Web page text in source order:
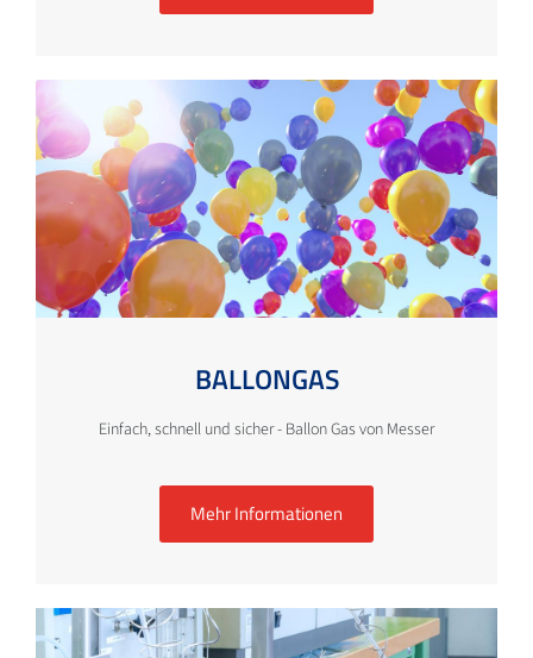
BALLONGAS
Einfach, schnell und sicher - Ballon Gas von Messer
Mehr Informationen